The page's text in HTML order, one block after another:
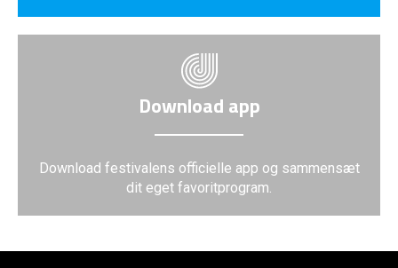
Download app
Download festivalens officielle app og sammensæt
dit eget favoritprogram.